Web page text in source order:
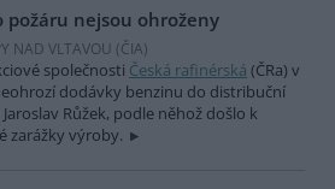
požáru nejsou ohroženy
NAD VLTAVOU (ČIA)
společnosti Česká rafinérská (ČRa) v
dodávky benzinu do distribuční
Růžek, podle něhož došlo k
zarážky výroby.